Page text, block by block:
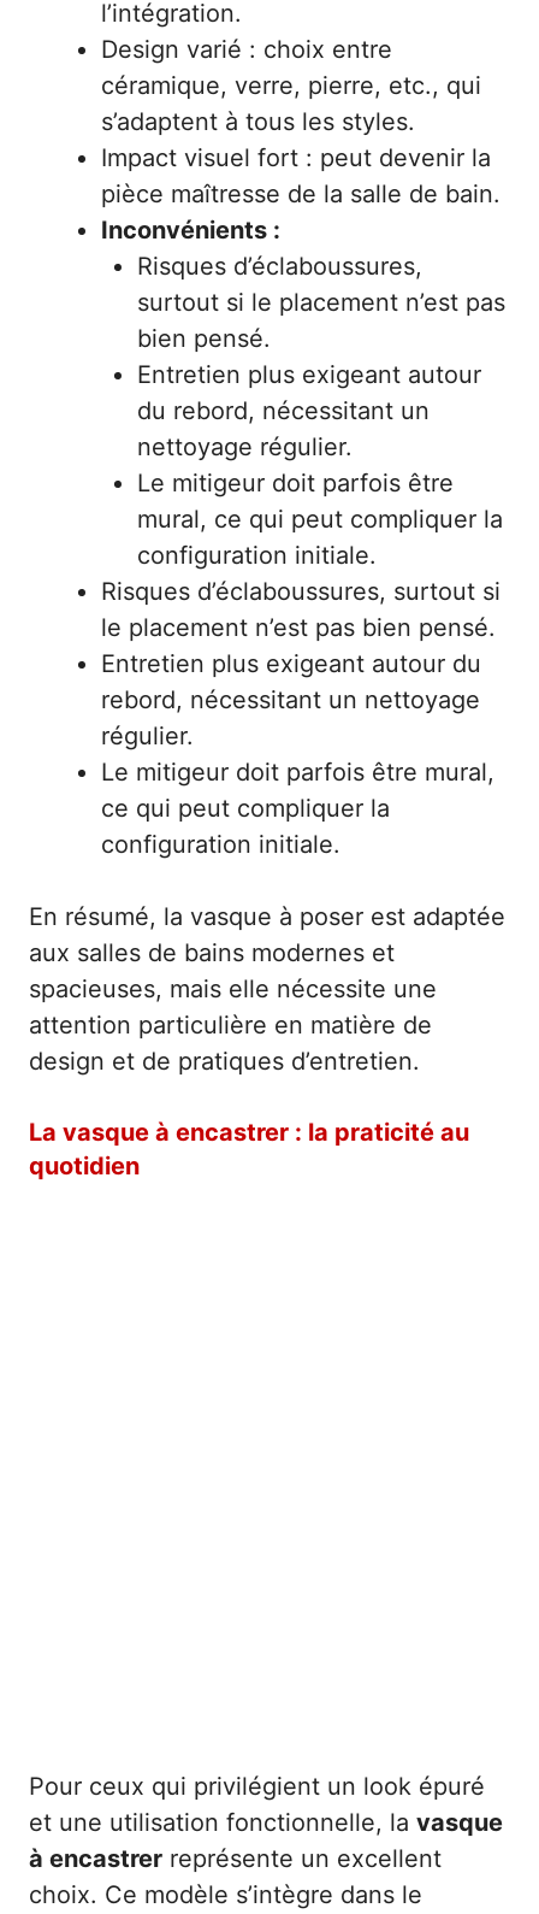
l’intégration.
Design varié : choix entre
céramique, verre, pierre, etc., qui
s’adaptent à tous les styles.
Impact visuel fort : peut devenir la
pièce maîtresse de la salle de bain.
Inconvénients :
Risques d’éclaboussures,
surtout si le placement n’est pas
bien pensé.
Entretien plus exigeant autour
du rebord, nécessitant un
nettoyage régulier.
Le mitigeur doit parfois être
mural, ce qui peut compliquer la
configuration initiale.
Risques d’éclaboussures, surtout si
le placement n’est pas bien pensé.
Entretien plus exigeant autour du
rebord, nécessitant un nettoyage
régulier.
Le mitigeur doit parfois être mural,
ce qui peut compliquer la
configuration initiale.
En résumé, la vasque à poser est adaptée
aux salles de bains modernes et
spacieuses, mais elle nécessite une
attention particulière en matière de
design et de pratiques d’entretien.
La vasque à encastrer : la praticité au
quotidien
Pour ceux qui privilégient un look épuré
et une utilisation fonctionnelle, la vasque
à encastrer représente un excellent
choix. Ce modèle s’intègre dans le